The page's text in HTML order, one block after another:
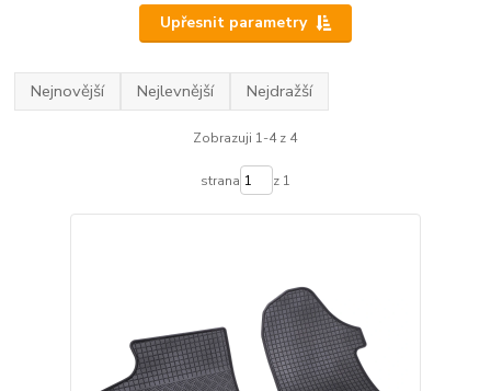
Upřesnit parametry
Nejnovější Nejlevnější Nejdražší
Zobrazuji 1-4 z 4
strana z 1